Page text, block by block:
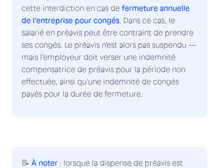
cette interdiction en cas de fermeture annuelle
de l'entreprise pour congés . Dans ce cas, le
salarié en préavis peut être contraint de prendre
ses congés. Le préavis n'est alors pas suspendu —
mais l'employeur doit verser une indemnité
compensatrice de préavis pour la période non
effectuée, ainsi qu'une indemnité de congés
payés pour la durée de fermeture.
📝 À noter : lorsque la dispense de préavis est